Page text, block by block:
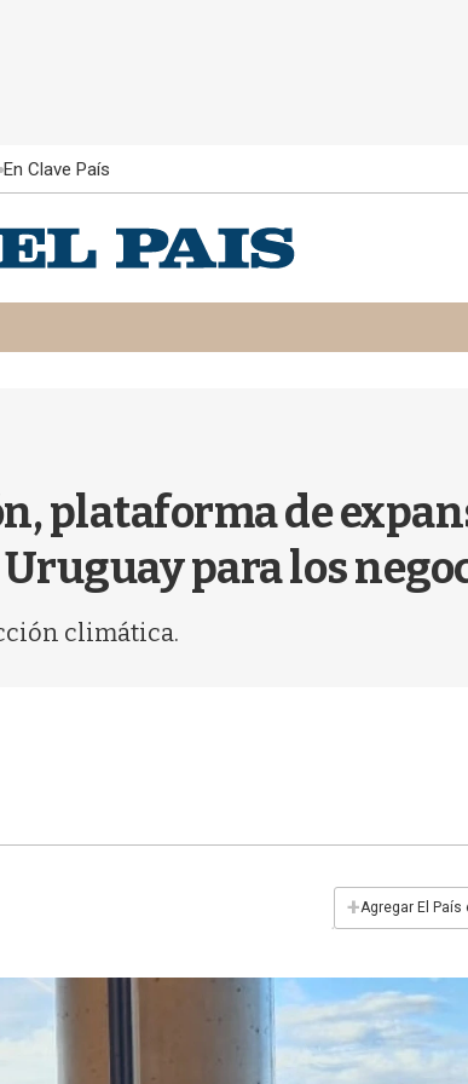
En Clave País
plataforma de
para los
climática.
+Agregar El País